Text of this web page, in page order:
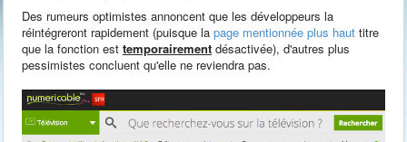
Des rumeurs optimistes annoncent que les développeurs la
réintégreront rapidement (puisque la page mentionnée plus haut titre
que la fonction est temporairement désactivée), d'autres plus
pessimistes concluent qu'elle ne reviendra pas.